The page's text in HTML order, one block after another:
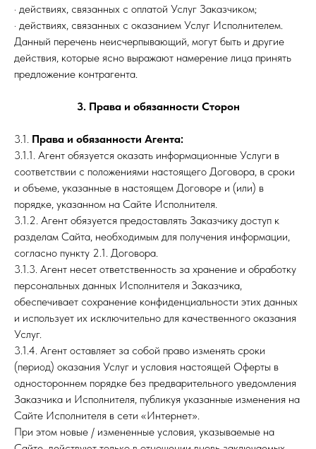
· действиях, связанных с оплатой Услуг Заказчиком;
· действиях, связанных с оказанием Услуг Исполнителем.
Данный перечень неисчерпывающий, могут быть и другие
действия, которые ясно выражают намерение лица принять
предложение контрагента.
3. Права и обязанности Сторон
3.1. Права и обязанности Агента:
3.1.1. Агент обязуется оказать информационные Услуги в
соответствии с положениями настоящего Договора, в сроки
и объеме, указанные в настоящем Договоре и (или) в
порядке, указанном на Сайте Исполнителя.
3.1.2. Агент обязуется предоставлять Заказчику доступ к
разделам Сайта, необходимым для получения информации,
согласно пункту 2.1. Договора.
3.1.3. Агент несет ответственность за хранение и обработку
персональных данных Исполнителя и Заказчика,
обеспечивает сохранение конфиденциальности этих данных
и использует их исключительно для качественного оказания
Услуг.
3.1.4. Агент оставляет за собой право изменять сроки
(период) оказания Услуг и условия настоящей Оферты в
одностороннем порядке без предварительного уведомления
Заказчика и Исполнителя, публикуя указанные изменения на
Сайте Исполнителя в сети «Интернет».
При этом новые / измененные условия, указываемые на